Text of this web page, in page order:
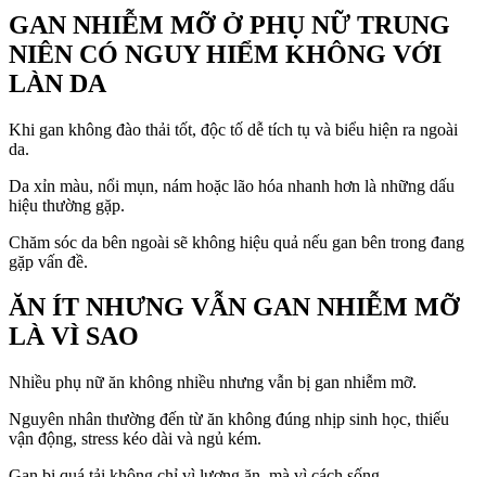
GAN NHIỄM MỠ Ở PHỤ NỮ TRUNG
NIÊN CÓ NGUY HIỂM KHÔNG VỚI
LÀN DA
Khi gan không đào thải tốt, độc tố dễ tích tụ và biểu hiện ra ngoài
da.
Da xỉn màu, nổi mụn, nám hoặc lão hóa nhanh hơn là những dấu
hiệu thường gặp.
Chăm sóc da bên ngoài sẽ không hiệu quả nếu gan bên trong đang
gặp vấn đề.
ĂN ÍT NHƯNG VẪN GAN NHIỄM MỠ
LÀ VÌ SAO
Nhiều phụ nữ ăn không nhiều nhưng vẫn bị gan nhiễm mỡ.
Nguyên nhân thường đến từ ăn không đúng nhịp sinh học, thiếu
vận động, stress kéo dài và ngủ kém.